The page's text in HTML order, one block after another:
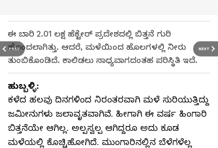
PREV NEXT
ಈ ಬಾರಿ 2.01 ಲಕ್ಷ ಹೆಕ್ಟೇರ್‌ ಪ್ರದೇಶದಲ್ಲಿ ಬಿತ್ತನೆ ಗುರಿ
ಹೊಂದಲಾಗಿತ್ತು. ಆದರೆ, ಮಳೆಯಿಂದ ಹೊಲಗಳಲ್ಲಿ ನೀರು
ತುಂಬಿಕೊಂಡಿದೆ. ಕಾಲಿಡಲು ಸಾಧ್ಯವಾಗದಂತಹ ಪರಿಸ್ಥಿತಿ ಇದೆ.
ಹುಬ್ಬಳ್ಳಿ:
ಕಳೆದ ಹಲವು ದಿನಗಳಿಂದ ನಿರಂತರವಾಗಿ ಮಳೆ ಸುರಿಯುತ್ತಿದ್ದು
ಜಮೀನುಗಳು ಜಲಾವೃತವಾಗಿವೆ. ಹೀಗಾಗಿ ಈ ವರ್ಷ ಹಿಂಗಾರಿ
ಬಿತ್ತನೆಯೇ ಆಗಿಲ್ಲ. ಅಲ್ಪಸ್ವಲ್ಪ ಆಗಿದ್ದರೂ ಅದು ಕೂಡ
ಮಳೆಯಲ್ಲಿ ಕೊಚ್ಚಿಹೋಗಿದೆ. ಮುಂಗಾರಿನಲ್ಲಿನ ಬೆಳೆಗಳೆಲ್ಲ